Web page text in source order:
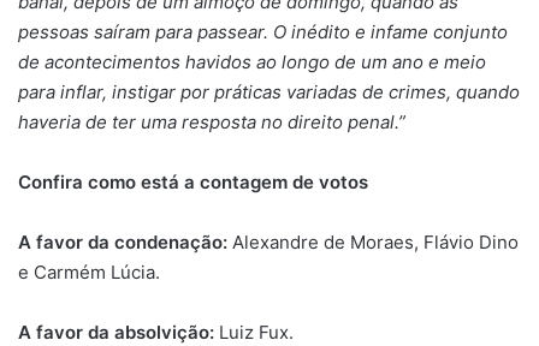
pessoas saíram para passear. O inédito e infame conjunto
de acontecimentos havidos ao longo de um ano e meio
para inflar, instigar por práticas variadas de crimes, quando
haveria de ter uma resposta no direito penal.”
Confira como está a contagem de votos
A favor da condenação: Alexandre de Moraes, Flávio Dino
e Carmém Lúcia.
A favor da absolvição: Luiz Fux.